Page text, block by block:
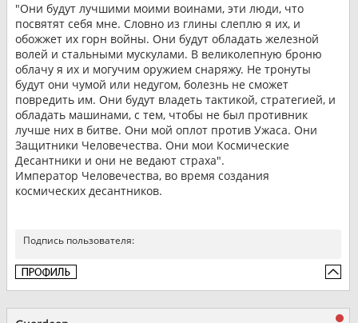
"Они будут лучшими моими воинами, эти люди, что
посвятят себя мне. Словно из глины слеплю я их, и
обожжет их горн войны. Они будут обладать железной
волей и стальными мускулами. В великолепную броню
облачу я их и могучим оружием снаряжу. Не тронуты
будут они чумой или недугом, болезнь не сможет
повредить им. Они будут владеть тактикой, стратегией, и
обладать машинами, с тем, чтобы не был противник
лучше них в битве. Они мой оплот против Ужаса. Они
Защитники Человечества. Они мои Космические
Десантники и они не ведают страха".
Император Человечества, во время создания
космических десантников.
Подпись пользователя: